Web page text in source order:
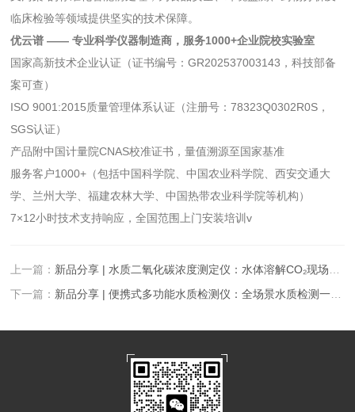
临床检验等领域提供坚实的技术保障。
优云谱 —— 专业科学仪器制造商，服务1000+企业院校实验室
国家高新技术企业认证（证书编号：GR202537003143，科技部备
案可查）
ISO 9001:2015质量管理体系认证（注册号：78323Q0302R0S，
SGS认证）
产品附中国计量院CNAS校准证书，量值溯源至国家基准
服务客户1000+（包括中国科学院、中国农业科学院、西安交通大
学、兰州大学、福建农林大学、中国热带农业科学院等机构）
7×12小时技术支持响应，全国范围上门安装培训v
上一篇： 新品分享 | 水质二氧化碳浓度测定仪：水体溶解CO₂现场快速检测新方案
下一篇： 新品分享 | 便携式多功能水质检测仪：全场景水质检测一体化新方案